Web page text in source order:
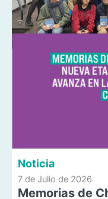
Noticia
7 de Julio de 2026
Memorias de